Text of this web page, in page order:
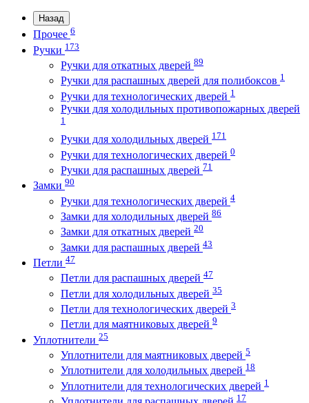
Назад
Прочее 6
Ручки 173
Ручки для откатных дверей 89
Ручки для распашных дверей для полибоксов 1
Ручки для технологических дверей 1
Ручки для холодильных противопожарных дверей
1
Ручки для холодильных дверей 171
Ручки для технологических дверей 0
Ручки для распашных дверей 71
Замки 90
Ручки для технологических дверей 4
Замки для холодильных дверей 86
Замки для откатных дверей 20
Замки для распашных дверей 43
Петли 47
Петли для распашных дверей 47
Петли для холодильных дверей 35
Петли для технологических дверей 3
Петли для маятниковых дверей 9
Уплотнители 25
Уплотнители для маятниковых дверей 5
Уплотнители для холодильных дверей 18
Уплотнители для технологических дверей 1
17